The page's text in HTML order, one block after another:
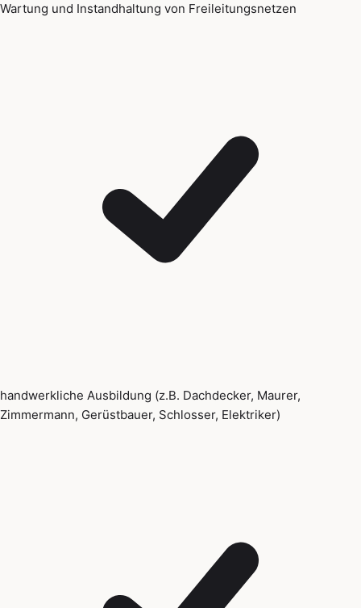
Wartung und Instandhaltung von Freileitungsnetzen
handwerkliche Ausbildung (z.B. Dachdecker, Maurer,
Zimmermann, Gerüstbauer, Schlosser, Elektriker)